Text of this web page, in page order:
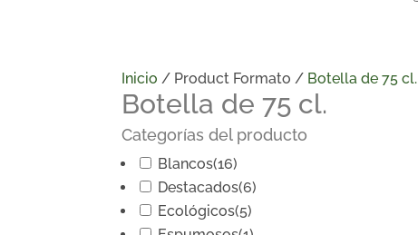
Inicio / Product Formato / Botella de 75 cl.
Botella de 75 cl.
Categorías del producto
Blancos(16)
Destacados(6)
Ecológicos(5)